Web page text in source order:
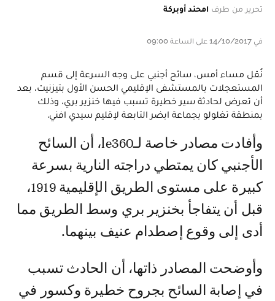
تحرير من طرف امحند أوبركة
في 14/10/2017 على الساعة 09:00
نُقل مساء أمس، سائح أجنبي على وجه السرعة إلى قسم
المستعجلات بالمستشفى الإقليمي الحسن الأول بتيزنيت، بعد
أن تعرض لحادثة سير خطيرة تسبب فيها خنزير بري، وذلك
بمنطقة تغلولو بجماعة ابضر التابعة لإقليم سيدي افني.
وأفادت مصادر خاصة لـle360، أن السائح
الأجنبي كان يمتطي دراجته النارية بسرعة
كبيرة على مستوى الطريق الإقليمية 1919،
قبل أن يتفاجأ بخنزير بري وسط الطريق مما
أدى إلى وقوع إصطدام عنيف بينهما.
وأوضحت المصادر ذاتها، أن الحادث تسبب
في إصابة السائح بجروح خطيرة وكسور في